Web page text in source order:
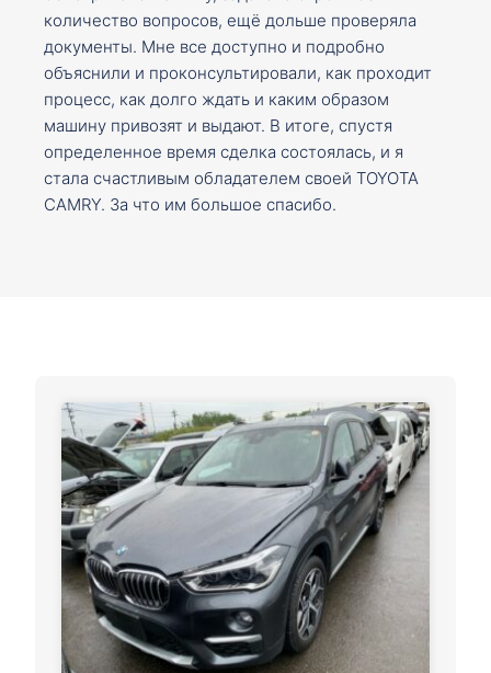
количество вопросов, ещё дольше проверяла
документы. Мне все доступно и подробно
объяснили и проконсультировали, как проходит
процесс, как долго ждать и каким образом
машину привозят и выдают. В итоге, спустя
определенное время сделка состоялась, и я
стала счастливым обладателем своей TOYOTA
CAMRY. За что им большое спасибо.